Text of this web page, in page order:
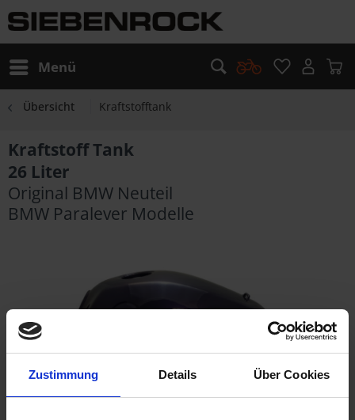
Zustimmung Details Über Cookies
Menü
Übersicht Kraftstofftank
Kraftstoff Tank
26 Liter
Original BMW Neuteil
BMW Paralever Modelle